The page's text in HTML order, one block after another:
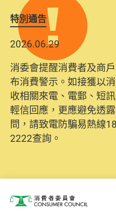
特別通告
2026.06.29
消委會提醒消費者及商
布消費警示。如接獲以
收相關來電、電郵、短
輕信回應，更應避免透
問，請致電防騙易熱線
2222查詢。
消費者委員會